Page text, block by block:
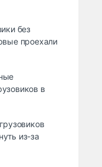
без
проехали
в
из-за